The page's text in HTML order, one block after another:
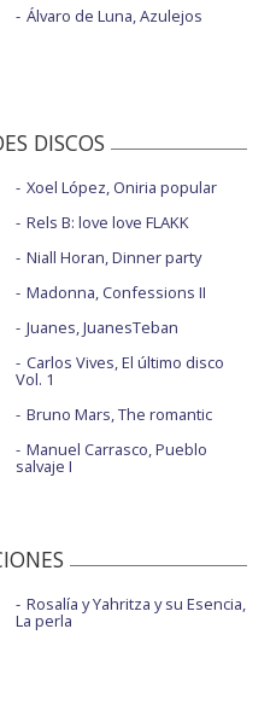
Álvaro de Luna, Azulejos
DISCOS
Xoel López, Oniria popular
Rels B: love love FLAKK
Niall Horan, Dinner party
Madonna, Confessions II
Juanes, JuanesTeban
Carlos Vives, El último disco
Vol. 1
Bruno Mars, The romantic
Manuel Carrasco, Pueblo
salvaje I
Rosalía y Yahritza y su Esencia,
La perla